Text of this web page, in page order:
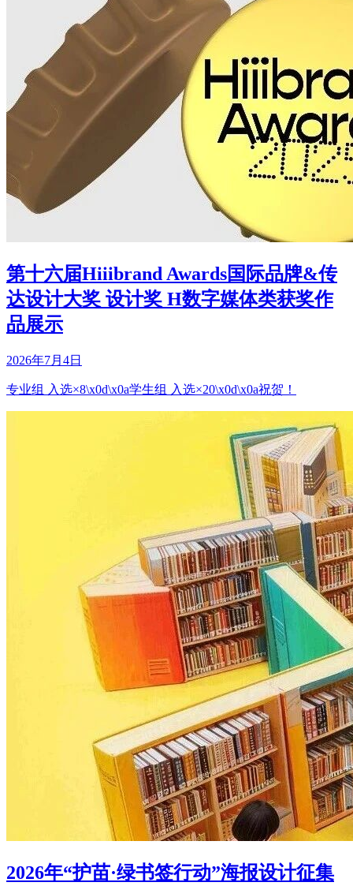
第十六届Hiiibrand Awards国际品牌&传
达设计大奖 设计奖 H数字媒体类获奖作
品展示
2026年7月4日
专业组 入选×8\x0d\x0a学生组 入选×20\x0d\x0a祝贺！
2026年“护苗·绿书签行动”海报设计征集